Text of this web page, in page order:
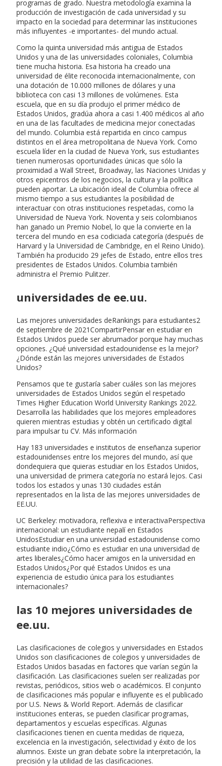
programas de grado. Nuestra metodología examina la
producción de investigación de cada universidad y su
impacto en la sociedad para determinar las instituciones
más influyentes -e importantes- del mundo actual.
Como la quinta universidad más antigua de Estados
Unidos y una de las universidades coloniales, Columbia
tiene mucha historia. Esa historia ha creado una
universidad de élite reconocida internacionalmente, con
una dotación de 10.000 millones de dólares y una
biblioteca con casi 13 millones de volúmenes. Esta
escuela, que en su día produjo el primer médico de
Estados Unidos, gradúa ahora a casi 1.400 médicos al año
en una de las facultades de medicina mejor conectadas
del mundo. Columbia está repartida en cinco campus
distintos en el área metropolitana de Nueva York. Como
escuela líder en la ciudad de Nueva York, sus estudiantes
tienen numerosas oportunidades únicas que sólo la
proximidad a Wall Street, Broadway, las Naciones Unidas y
otros epicentros de los negocios, la cultura y la política
pueden aportar. La ubicación ideal de Columbia ofrece al
mismo tiempo a sus estudiantes la posibilidad de
interactuar con otras instituciones respetadas, como la
Universidad de Nueva York. Noventa y seis colombianos
han ganado un Premio Nobel, lo que la convierte en la
tercera del mundo en esa codiciada categoría (después de
Harvard y la Universidad de Cambridge, en el Reino Unido).
También ha producido 29 jefes de Estado, entre ellos tres
presidentes de Estados Unidos. Columbia también
administra el Premio Pulitzer.
universidades de ee.uu.
Las mejores universidades deRankings para estudiantes2
de septiembre de 2021CompartirPensar en estudiar en
Estados Unidos puede ser abrumador porque hay muchas
opciones. ¿Qué universidad estadounidense es la mejor?
¿Dónde están las mejores universidades de Estados
Unidos?
Pensamos que te gustaría saber cuáles son las mejores
universidades de Estados Unidos según el respetado
Times Higher Education World University Rankings 2022.
Desarrolla las habilidades que los mejores empleadores
quieren mientras estudias y obtén un certificado digital
para impulsar tu CV. Más información
Hay 183 universidades e institutos de enseñanza superior
estadounidenses entre los mejores del mundo, así que
dondequiera que quieras estudiar en los Estados Unidos,
una universidad de primera categoría no estará lejos. Casi
todos los estados y unas 130 ciudades están
representados en la lista de las mejores universidades de
EE.UU.
UC Berkeley: motivadora, reflexiva e interactivaPerspectiva
internacional: un estudiante nepalí en Estados
UnidosEstudiar en una universidad estadounidense como
estudiante indio¿Cómo es estudiar en una universidad de
artes liberales¿Cómo hacer amigos en la universidad en
Estados Unidos¿Por qué Estados Unidos es una
experiencia de estudio única para los estudiantes
internacionales?
las 10 mejores universidades de
ee.uu.
Las clasificaciones de colegios y universidades en Estados
Unidos son clasificaciones de colegios y universidades de
Estados Unidos basadas en factores que varían según la
clasificación. Las clasificaciones suelen ser realizadas por
revistas, periódicos, sitios web o académicos. El conjunto
de clasificaciones más popular e influyente es el publicado
por U.S. News & World Report. Además de clasificar
instituciones enteras, se pueden clasificar programas,
departamentos y escuelas específicas. Algunas
clasificaciones tienen en cuenta medidas de riqueza,
excelencia en la investigación, selectividad y éxito de los
alumnos. Existe un gran debate sobre la interpretación, la
precisión y la utilidad de las clasificaciones.